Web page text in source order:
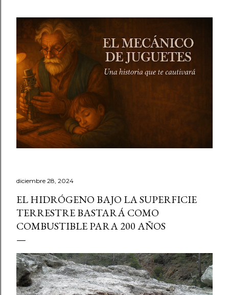
diciembre 28, 2024
EL HIDRÓGENO BAJO LA SUPERFICIE
TERRESTRE BASTARÁ COMO
COMBUSTIBLE PARA 200 AÑOS